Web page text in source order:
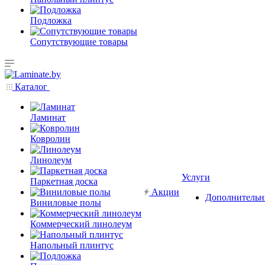
Подложка
Сопутствующие товары
Каталог
Ламинат
Ковролин
Линолеум
Паркетная доска
Виниловые полы
Коммерческий линолеум
Напольный плинтус
Акции
Услуги